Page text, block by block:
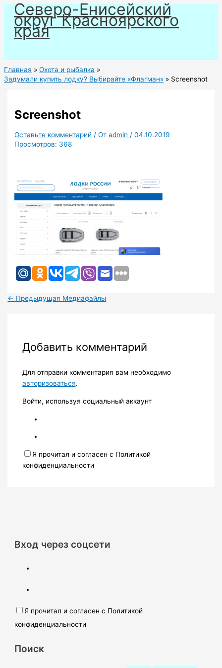
Перейти
содержимому
Северо-Енисейский
округ Красноярского
края
Главная
Охота и рыбалка
Задумали купить лодку? Выбирайте «Флагман»
Screenshot
Screenshot
Оставьте комментарий / Отadmin /04.10.2019
Просмотров: 368
← Предыдущая Медиафайлы
Добавить комментарий
Для отправки комментария вам необходимо
авторизоваться.
Войти, используя социальный аккаунт
Я прочитал и согласен с Политикой
конфиденциальности
Вход через соцсети
Я прочитал и согласен с Политикой
конфиденциальности
Поиск